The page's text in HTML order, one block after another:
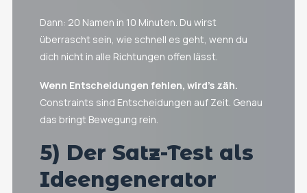
Dann: 20 Namen in 10 Minuten. Du wirst
überrascht sein, wie schnell es geht, wenn du
dich nicht in alle Richtungen offen lässt.
Wenn Entscheidungen fehlen, wird’s zäh.
Constraints sind Entscheidungen auf Zeit. Genau
das bringt Bewegung rein.
5) Der Satz-Test als
Ideengenerator